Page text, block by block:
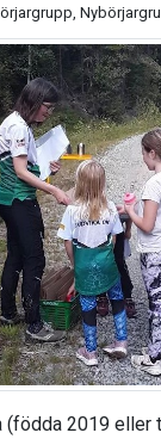
(födda 2019